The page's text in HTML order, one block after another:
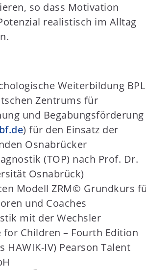
so dass Motivation
realistisch im Alltag
Weiterbildung
Zentrums für
und Begabungsförderung
) für den Einsatz der
Osnabrücker
(TOP) nach Prof. Dr.
Osnabrück)
Modell ZRM© Grundkurs
und Coaches
mit der Wechsler
for Children – Fourth Edition
HAWIK-IV) Pearson Talent